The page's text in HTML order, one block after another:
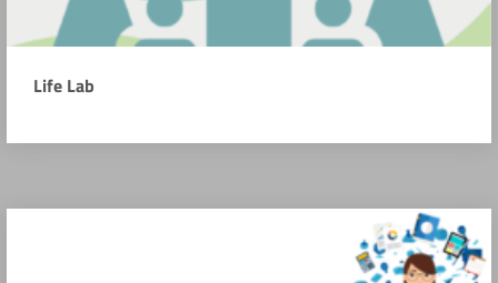
Life Lab